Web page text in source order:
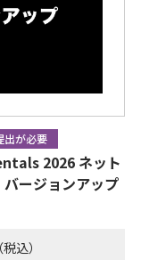
出が必要
2026 ネット
ージョンアップ
込）